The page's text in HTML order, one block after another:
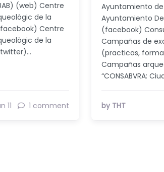
(web) Centre
de la
Centre
de la
11 1 comment
Ayuntamiento
Ayuntamiento
(facebook)
Campañas de
(practicas,
Campañas
“CONSABVRA:
by THT